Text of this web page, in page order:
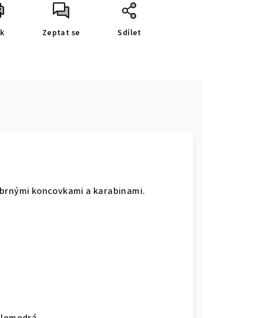
Zeptat se Sdílet
koncovkami a karabinami.